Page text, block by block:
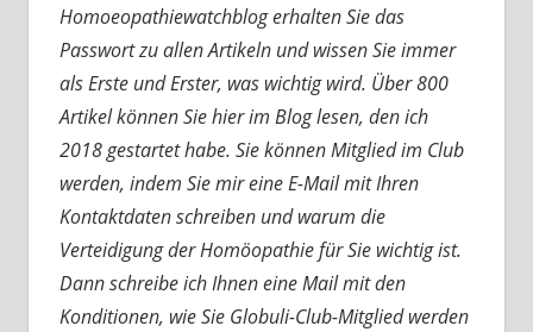
Homoeopathiewatchblog erhalten Sie das
Passwort zu allen Artikeln und wissen Sie immer
als Erste und Erster, was wichtig wird. Über 800
Artikel können Sie hier im Blog lesen, den ich
2018 gestartet habe. Sie können Mitglied im Club
werden, indem Sie mir eine E-Mail mit Ihren
Kontaktdaten schreiben und warum die
Verteidigung der Homöopathie für Sie wichtig ist.
Dann schreibe ich Ihnen eine Mail mit den
Konditionen, wie Sie Globuli-Club-Mitglied werden